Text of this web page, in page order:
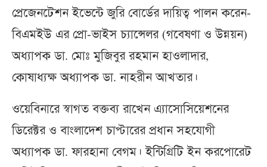
প্রেজেনটেশন ইভেন্টে জুরি বোর্ডের দায়িত্ব পালন করেন-
বিএমইউ এর প্রো-ভাইস চ্যান্সেলর (গবেষণা ও উন্নয়ন)
অধ্যাপক ডা. মোঃ মুজিবুর রহমান হাওলাদার,
কোষাধ্যক্ষ অধ্যাপক ডা. নাহরীন আখতার।
ওয়েবিনারে স্বাগত বক্তব্য রাখেন এ্যাসোসিয়েশনের
ডিরেক্টর ও বাংলাদেশ চাপ্টারের প্রধান সহযোগী
অধ্যাপক ডা. ফারহানা বেগম। ইন্টিগ্রিটি ইন করপোরেট